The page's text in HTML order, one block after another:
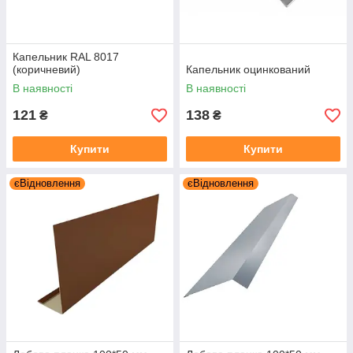
Вироби з жести, коньки, торцеві планки та інші матеріали є
невід'ємною частиною будівельного процесу, зокрема
облаштування покрівлі. Яскравим прикладом таких виробів є
асортимент, який пропонує компанія Rental Steel.
На сайті rentalsteel.com можна знайти широкий вибір якісних
виробів з жести, які допоможуть створити надійну та
естетичну покрівлю. Представлені фото нагадують про те,
наскільки важливо правильно вибирати матеріали для
будівництва.
Одним з головних елементів покрівлі є коньок - спеціальний
елемент, який використовується для з'єднання схилів покрівлі
та забезпечення їх герметичності. Rental Steel пропонує
широкий вибір коньків, які відрізняються своєю міцністю та
довговічністю. Фото на сайті демонструють різноманітність
Капельник RAL 8017
(коричневий)
В наявності
121 ₴
Купити
Капельник оцинкований
В наявності
138 ₴
Купити
єВідновлення єВідновлення